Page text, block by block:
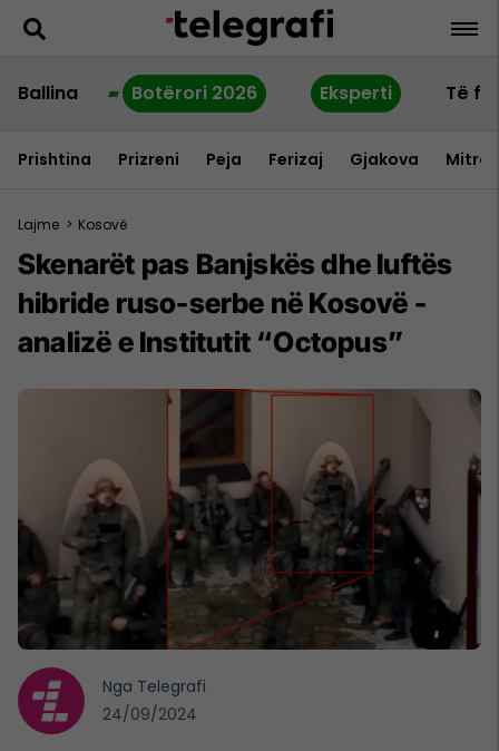
Ballina Botërori 2026 Eksperti Të
Prishtina Prizreni Peja Ferizaj Gjakova
Lajme > Kosovë
Skenarët pas Banjskës dhe luftës
hibride ruso-serbe në Kosovë -
analizë e Institutit “Octopus”
Nga Telegrafi
24/09/2024